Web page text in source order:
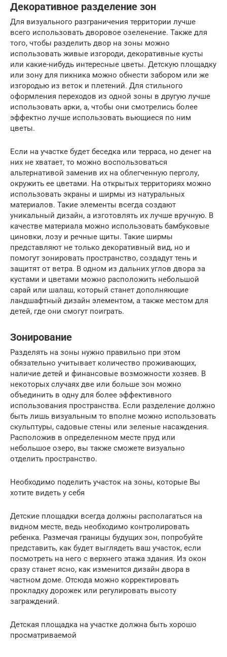
Декоративное разделение зон
Для визуального разграничения территории лучше
всего использовать дворовое озеленение. Также для
того, чтобы разделить двор на зоны можно
использовать живые изгороди, декоративные кусты
или какие-нибудь интересные цветы. Детскую площадку
или зону для пикника можно обнести забором или же
изгородью из веток и плетений. Для стильного
оформления переходов из одной зоны в другую лучше
использовать арки, а, чтобы они смотрелись более
эффектно лучше использовать вьющиеся по ним
цветы.
Если на участке будет беседка или терраса, но денег на
них не хватает, то можно воспользоваться
альтернативой заменив их на облегченную перголу,
окружить ее цветами. На открытых территориях можно
использовать экраны и ширмы из натуральных
материалов. Такие элементы всегда создают
уникальный дизайн, а изготовлять их лучше вручную. В
качестве материала можно использовать бамбуковые
циновки, лозу и речные щиты. Такие ширмы
представляют не только декоративный вид, но и
помогут зонировать пространство, создадут тень и
защитят от ветра. В одном из дальних углов двора за
кустами и цветами можно расположить небольшой
сарай или шалаш, который станет дополняющие
ландшафтный дизайн элементом, а также местом для
детей, где они смогут поиграть.
Зонирование
Разделять на зоны нужно правильно при этом
обязательно учитывает количество проживающих,
наличие детей и финансовые возможности хозяев. В
некоторых случаях две или больше зон можно
объединить в одну для более эффективного
использования пространства. Если разделение должно
быть лишь визуальным то вполне можно использовать
скульптуры, садовые стены или зеленые насаждения.
Расположив в определенном месте пруд или
небольшое озеро, вы также сможете визуально
отделить пространство.
Необходимо поделить участок на зоны, которые Вы
хотите видеть у себя
Детские площадки всегда должны располагаться на
видном месте, ведь необходимо контролировать
ребенка. Размечая границы будущих зон, попробуйте
представить, как будет выглядеть ваш участок, если
посмотреть на него с верхнего этажа здания. Из окон
сразу станет ясно, как изменится дизайн двора в
частном доме. Отсюда можно корректировать
прокладку дорожек или регулировать высоту
заграждений.
Детская площадка на участке должна быть хорошо
просматриваемой